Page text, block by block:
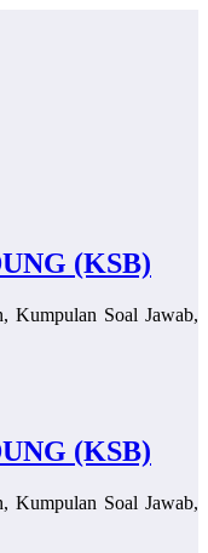
(KSB)
Kumpulan Soal Jawab,
(KSB)
Kumpulan Soal Jawab,